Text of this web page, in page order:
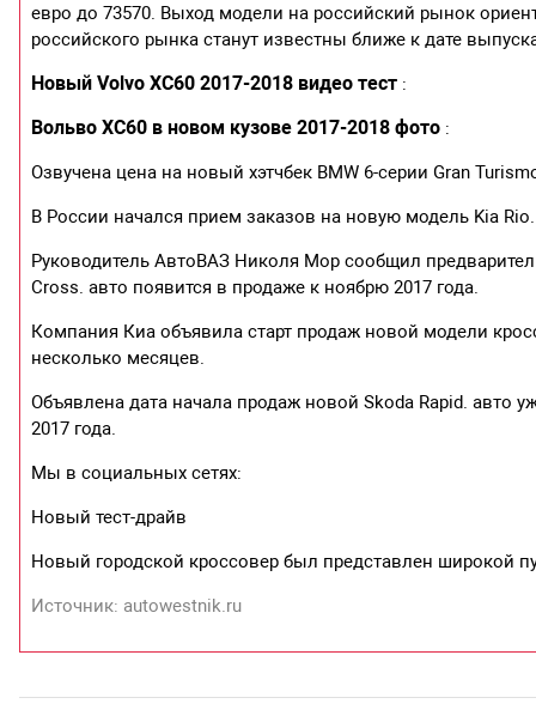
евро до 73570. Выход модели на российский рынок
российского рынка станут известны ближе к дате
Новый Volvo XC60 2017-2018 видео тест :
Вольво ХС60 в новом кузове 2017-2018 фото :
Озвучена цена на новый хэтчбек BMW 6-серии Gran
В России начался прием заказов на новую модель Kia
Руководитель АвтоВАЗ Николя Мор сообщил
Cross. авто появится в продаже к ноябрю 2017 года.
Компания Киа объявила старт продаж новой модели
несколько месяцев.
Объявлена дата начала продаж новой Skoda Rapid. авто
2017 года.
Мы в социальных сетях:
Новый тест-драйв
Новый городской кроссовер был представлен широкой
Источник: autowestnik.ru